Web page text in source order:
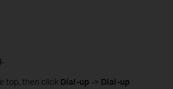
top, then click Dial-up -> Dial-up